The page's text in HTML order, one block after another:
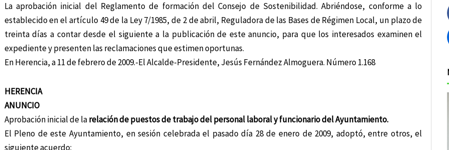
La aprobación inicial del Reglamento de formación del Consejo de Sostenibilidad. Abriéndose, conforme a lo
establecido en el artículo 49 de la Ley 7/1985, de 2 de abril, Reguladora de las Bases de Régimen Local, un plazo de
treinta días a contar desde el siguiente a la publicación de este anuncio, para que los interesados examinen el
expediente y presenten las reclamaciones que estimen oportunas.
En Herencia, a 11 de febrero de 2009.-El Alcalde-Presidente, Jesús Fernández Almoguera. Número 1.168
HERENCIA
ANUNCIO
Aprobación inicial de larelación de puestos de trabajo del personal laboral y funcionario del Ayuntamiento.
El Pleno de este Ayuntamiento, en sesión celebrada el pasado día 28 de enero de 2009, adoptó, entre otros, el
siguiente acuerdo: